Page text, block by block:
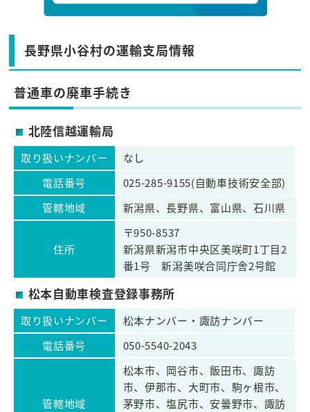
長野県小谷村の運輸支局情報
普通車の廃車手続き
北陸信越運輸局
取り扱いナンバー
なし
電話番号
025-285-9155(自動車技術安全部)
管轄地域
新潟県、長野県、富山県、石川県
住所
〒950-8537
新潟県新潟市中央区美咲町1丁目2
番1号 新潟美咲合同庁舎2号館
松本自動車検査登録事務所
取り扱いナンバー
松本ナンバー・諏訪ナンバー
電話番号
050-5540-2043
管轄地域
松本市、岡谷市、飯田市、諏訪
市、伊那市、大町市、駒ヶ根市、
茅野市、塩尻市、安曇野市、諏訪